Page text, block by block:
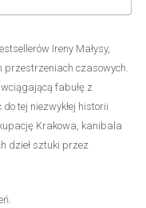
Ireny Małysy,
przestrzeniach czasowych.
fabułę z
tej niezwykłej historii
Krakowa, kanibala
dzieł sztuki przez